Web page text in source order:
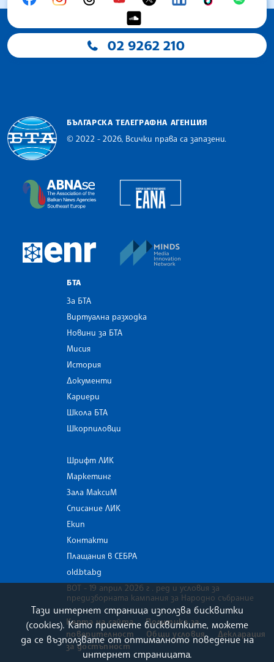
02 9262 210
БЪЛГАРСКА ТЕЛЕГРАФНА АГЕНЦИЯ
© 2022 - 2026, Всички права са запазени.
The Assocoation of the Balkan News Agencies
European Newsroom
БТА
За БТА
Виртуална разходка
Новини за БТА
Мисия
История
Документи
Кариери
Школа БТА
Шкорпиловци
Шрифт ЛИК
Маркетинг
Зала МаксиМ
Списание ЛИК
Екип
Контакти
Плащания в СЕБРА
old.bta.bg
ВОТ - 19 април 2026 г . ред и условия за
предизборната кампания за Народно събрание
Карта на сайта
Политика за
поверителност
Общи условия
Декларация
за достъпност
Тази интернет страница използва бисквитки
(cookies). Като приемете бисквитките, можете
да се възползвате от оптималното поведение на
интернет страницата.